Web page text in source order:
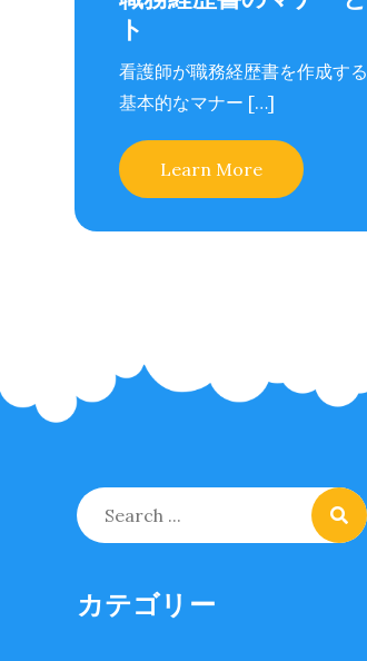
ト
看護師が職務経歴書を作成する
基本的なマナー […]
Learn More
Search
for:
カテゴリー